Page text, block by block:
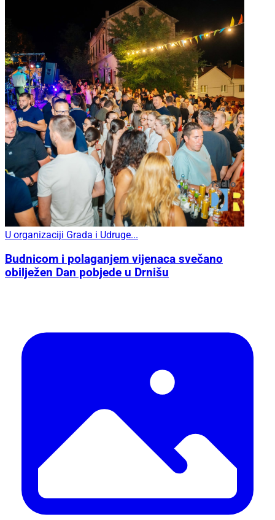
U organizaciji Grada i Udruge...
Budnicom i polaganjem vijenaca svečano
obilježen Dan pobjede u Drnišu